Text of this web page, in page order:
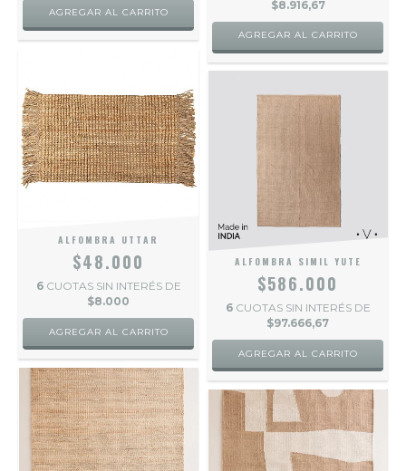
AGREGAR AL CARRITO
$8.916,67
AGREGAR AL CARRITO
ALFOMBRA UTTAR
$48.000
6 CUOTAS SIN INTERÉS DE
$8.000
ALFOMBRA SIMIL YUTE
$586.000
6 CUOTAS SIN INTERÉS DE
$97.666,67